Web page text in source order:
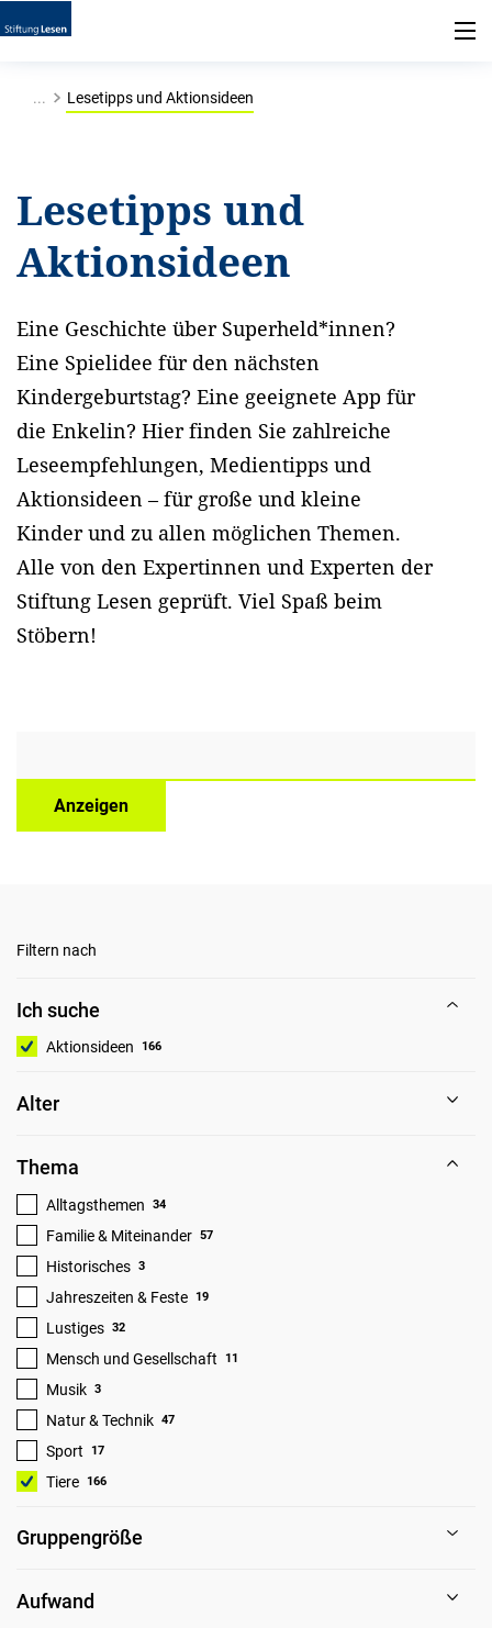
... Lesetipps und Aktionsideen
Lesetipps und
Aktionsideen
Eine Geschichte über Superheld*innen?
Eine Spielidee für den nächsten
Kindergeburtstag? Eine geeignete App für
die Enkelin? Hier finden Sie zahlreiche
Leseempfehlungen, Medientipps und
Aktionsideen – für große und kleine
Kinder und zu allen möglichen Themen.
Alle von den Expertinnen und Experten der
Stiftung Lesen geprüft. Viel Spaß beim
Stöbern!
Anzeigen
Filtern nach
Ich suche
Aktionsideen 166
Alter
Thema
Alltagsthemen 34
Familie & Miteinander 57
Historisches 3
Jahreszeiten & Feste 19
Lustiges 32
Mensch und Gesellschaft 11
Musik 3
Natur & Technik 47
Sport 17
Tiere 166
Gruppengröße
Aufwand